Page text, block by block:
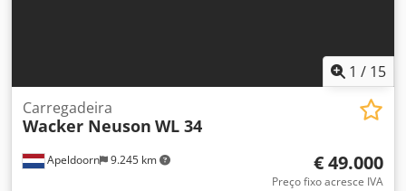
1 / 15
Apeldoorn 9.245 km
Carregadeira
Wacker Neuson WL 34
€ 49.000
Preço fixo acresce IVA